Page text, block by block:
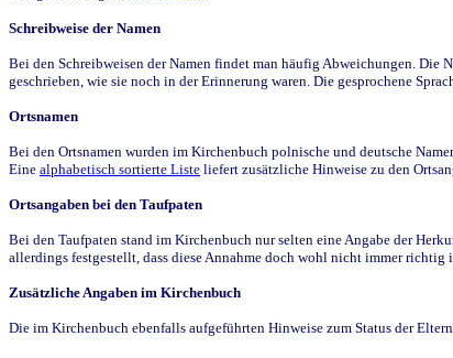
Schreibweise der Namen
Bei den Schreibweisen der Namen findet man häufig Abweichungen. Die
geschrieben, wie sie noch in der Erinnerung waren. Die gesprochene
Ortsnamen
Bei den Ortsnamen wurden im Kirchenbuch polnische und deutsche
Eine alphabetisch sortierte Liste liefert zusätzliche Hinweise zu den
Ortsangaben bei den Taufpaten
Bei den Taufpaten stand im Kirchenbuch nur selten eine Angabe der
allerdings festgestellt, dass diese Annahme doch wohl nicht immer richtig
Zusätzliche Angaben im Kirchenbuch
Die im Kirchenbuch ebenfalls aufgeführten Hinweise zum Status der